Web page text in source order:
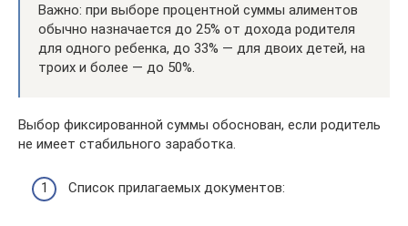
Важно: при выборе процентной суммы алиментов
обычно назначается до 25% от дохода родителя
для одного ребенка, до 33% — для двоих детей, на
троих и более — до 50%.
Выбор фиксированной суммы обоснован, если родитель
не имеет стабильного заработка.
Список прилагаемых документов: